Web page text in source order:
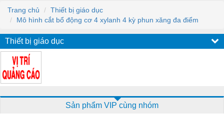
Trang chủ
Thiết bị giáo dục
Mô hình cắt bổ động cơ 4 xylanh 4 kỳ phun xăng đa điểm
Thiết bị giáo dục
Sản phẩm VIP cùng nhóm